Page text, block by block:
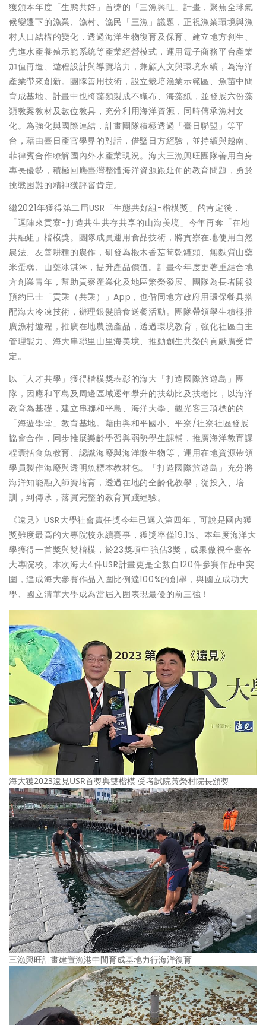
獲頒本年度「生態共好」首獎的「三漁興旺」計畫，聚焦全球氣
候變遷下的漁業、漁村、漁民「三漁」議題，正視漁業環境與漁
村人口結構的變化，透過海洋生物復育及保育、建立地方創生、
先進水產養殖示範系統等產業經營模式，運用電子商務平台產業
加值再造、遊程設計與導覽培力，兼顧人文與環境永續，為海洋
產業帶來創新。團隊善用技術，設立栽培漁業示範區、魚苗中間
育成基地。計畫中也將藻類製成不織布、海藻紙，並發展六份藻
類教案教材及數位教具，充分利用海洋資源，同時傳承漁村文
化。為強化與國際連結，計畫團隊積極透過「臺日聯盟」等平
台，藉由臺日產官學界的對話，借鑒日方經驗，並持續與越南、
菲律賓合作瞭解國內外水產業現況。海大三漁興旺團隊善用自身
專長優勢，積極回應臺灣整體海洋資源跟延伸的教育問題，勇於
挑戰困難的精神獲評審肯定。
繼2021年獲得第二屆USR「生態共好組-楷模獎」的肯定後，
「逗陣來貢寮-打造共生共存共享的山海美境」今年再奪「在地
共融組」楷模獎。團隊成員運用食品技術，將貢寮在地使用自然
農法、友善耕種的農作，研發為椴木香菇筍乾罐頭、無麩質山藥
米蛋糕、山藥冰淇淋，提升產品價值。計畫今年度更著重結合地
方創業青年，幫助貢寮產業化及地區繁榮發展。團隊為長者開發
預約巴士「貢乘（共乘）」App，也偕同地方政府用環保餐具搭
配海大冷凍技術，辦理銀髮膳食送餐活動。團隊帶領學生積極推
廣漁村遊程，推廣在地農漁產品，透過環境教育，強化社區自主
管理能力。海大串聯里山里海美境、推動創生共榮的貢獻廣受肯
定。
以「人才共學」獲得楷模獎表彰的海大「打造國際旅遊島」團
隊，因應和平島及周邊區域逐年攀升的扶幼比及扶老比，以海洋
教育為基礎，建立串聯和平島、海洋大學、觀光客三項標的的
「海遊學堂」教育基地。藉由與和平國小、平寮/社寮社區發展
協會合作，同步推展樂齡學習與弱勢學生課輔，推廣海洋教育課
程囊括食魚教育、認識海廢與海洋微生物等，運用在地資源帶領
學員製作海廢與透明魚標本教材包。「打造國際旅遊島」充分將
海洋知能融入師資培育，透過在地的全齡化教學，從投入、培
訓，到傳承，落實完整的教育實踐經驗。
《遠見》USR大學社會責任獎今年已邁入第四年，可說是國內獲
獎難度最高的大專院校永續賽事，獲獎率僅19.1%。本年度海洋大
學獲得一首獎與雙楷模，於23獎項中強佔3獎，成果傲視全臺各
大專院校。本次海大4件USR計畫更是全數自120件參賽作品中突
圍，達成海大參賽作品入圍比例達100%的創舉，與國立成功大
學、國立清華大學成為當屆入圍表現最優的前三強！
海大獲2023遠見USR首獎與雙楷模 受考試院黃榮村院長頒獎
三漁興旺計畫建置漁港中間育成基地力行海洋復育